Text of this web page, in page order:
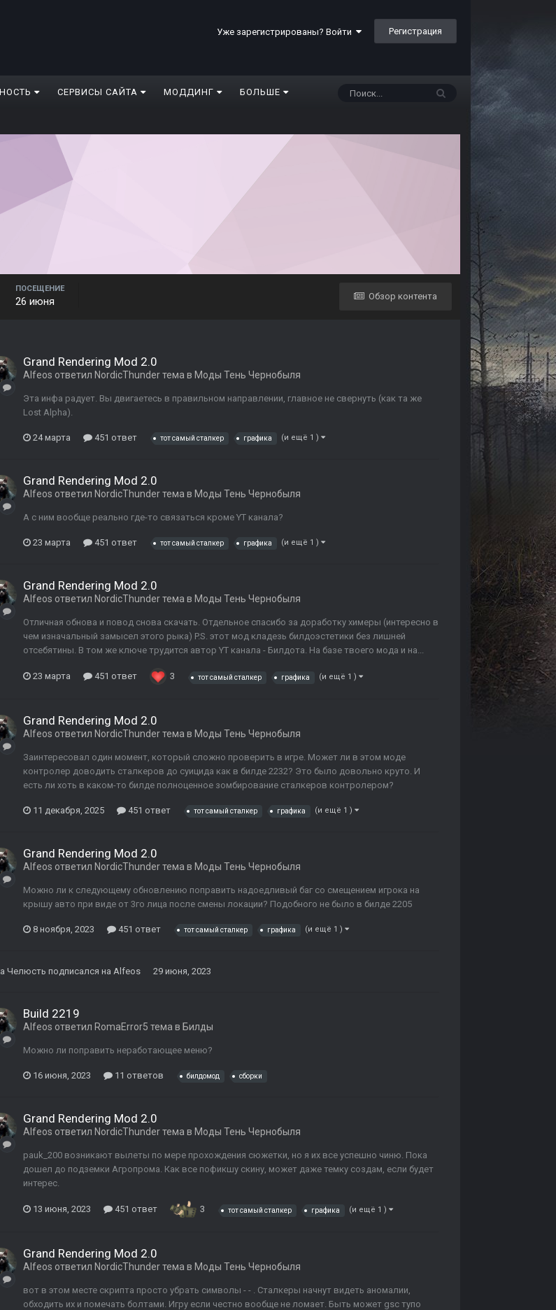
Уже зарегистрированы? Войти Регистрация
СЕРВИСЫ САЙТА МОДДИНГ БОЛЬШЕ
Обзор контента
ПОСЕЩЕНИЕ
26 июня
Grand Rendering Mod 2.0
Alfeos ответил NordicThunderтема в Моды Тень Чернобыля
Эта инфа радует. Вы двигаетесь в правильном направлении, главное не свернуть (как та же
Lost Alpha).
24 марта 451 ответ тот самый сталкер графика (и ещё 1 )
Grand Rendering Mod 2.0
Alfeos ответил NordicThunderтема в Моды Тень Чернобыля
А с ним вообще реально где-то связаться кроме YT канала?
23 марта 451 ответ тот самый сталкер графика (и ещё 1 )
Grand Rendering Mod 2.0
Alfeos ответил NordicThunderтема в Моды Тень Чернобыля
Отличная обнова и повод снова скачать. Отдельное спасибо за доработку химеры (интересно в
чем изначальный замысел этого рыка) P.S. этот мод кладезь билдоэстетики без лишней
отсебятины. В том же ключе трудится автор YT канала - Билдота. На базе твоего мода и на...
23 марта 451 ответ 3 тот самый сталкер графика (и ещё 1 )
Grand Rendering Mod 2.0
Alfeos ответил NordicThunderтема в Моды Тень Чернобыля
Заинтересовал один момент, который сложно проверить в игре. Может ли в этом моде
контролер доводить сталкеров до суицида как в билде 2232? Это было довольно круто. И
есть ли хоть в каком-то билде полноценное зомбирование сталкеров контролером?
11 декабря, 2025 451 ответ тот самый сталкер графика (и ещё 1 )
Grand Rendering Mod 2.0
Alfeos ответил NordicThunderтема в Моды Тень Чернобыля
Можно ли к следующему обновлению поправить надоедливый баг со смещением игрока на
крышу авто при виде от 3го лица после смены локации? Подобного не было в билде 2205
8 ноября, 2023 451 ответ тот самый сталкер графика (и ещё 1 )
Челюсть подписался на Alfeos 29 июня, 2023
Build 2219
Alfeos ответил RomaError5 тема в Билды
Можно ли поправить неработающее меню?
16 июня, 2023 11 ответов билдомод сборки
Grand Rendering Mod 2.0
Alfeos ответил NordicThunderтема в Моды Тень Чернобыля
pauk_200 возникают вылеты по мере прохождения сюжетки, но я их все успешно чиню. Пока
дошел до подземки Агропрома. Как все пофикшу скину, может даже темку создам, если будет
интерес.
13 июня, 2023 451 ответ 3 тот самый сталкер графика (и ещё 1 )
Grand Rendering Mod 2.0
Alfeos ответил NordicThunderтема в Моды Тень Чернобыля
вот в этом месте скрипта просто убрать символы - - . Сталкеры начнут видеть аномалии,
обходить их и помечать болтами. Игру если честно вообще не ломает. Быть может gsc тупо